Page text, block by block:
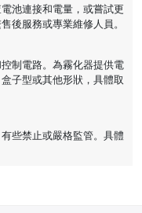
池連接和電量，或嘗試更
後服務或專業維修人員。
制電路。為霧化器提供電
子型或其他形狀，具體取
些禁止或嚴格監管。具體